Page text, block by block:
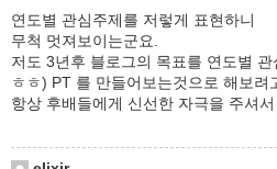
연도별 관심주제를 저렇게 표현하니
무척 멋져보이는군요.
저도 3년후 블로그의 목표를 연도별 관
ㅎㅎ) PT 를 만들어보는것으로 해보려
항상 후배들에게 신선한 자극을 주셔